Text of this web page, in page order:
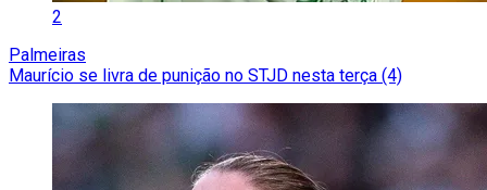
2
Palmeiras
Maurício se livra de punição no STJD nesta terça (4)